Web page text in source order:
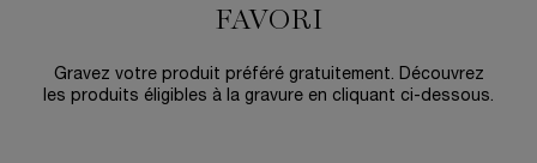
FAVORI
Gravez votre produit préféré gratuitement. Découvrez
les produits éligibles à la gravure en cliquant ci-dessous.